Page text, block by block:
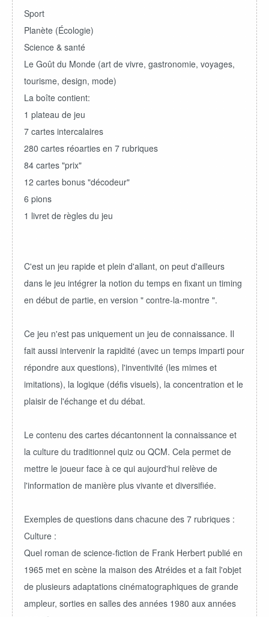
Sport
Planète (Écologie)
Science & santé
Le Goût du Monde (art de vivre, gastronomie, voyages,
tourisme, design, mode)
La boîte contient:
1 plateau de jeu
7 cartes intercalaires
280 cartes réoarties en 7 rubriques
84 cartes "prix"
12 cartes bonus "décodeur"
6 pions
1 livret de règles du jeu
C'est un jeu rapide et plein d'allant, on peut d'ailleurs
dans le jeu intégrer la notion du temps en fixant un timing
en début de partie, en version " contre-la-montre ".
Ce jeu n'est pas uniquement un jeu de connaissance. Il
fait aussi intervenir la rapidité (avec un temps imparti pour
répondre aux questions), l'inventivité (les mimes et
imitations), la logique (défis visuels), la concentration et le
plaisir de l'échange et du débat.
Le contenu des cartes décantonnent la connaissance et
la culture du traditionnel quiz ou QCM. Cela permet de
mettre le joueur face à ce qui aujourd'hui relève de
l'information de manière plus vivante et diversifiée.
Exemples de questions dans chacune des 7 rubriques :
Culture :
Quel roman de science-fiction de Frank Herbert publié en
1965 met en scène la maison des Atréides et a fait l'objet
de plusieurs adaptations cinématographiques de grande
ampleur, sorties en salles des années 1980 aux années